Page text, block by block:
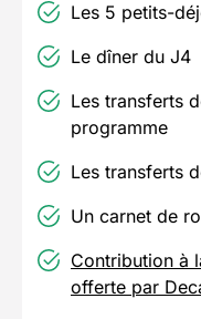
Les 5 petits-
Le dîner du J4
Les transferts
programme
Les transferts
Un carnet de
Contribution à
offerte par